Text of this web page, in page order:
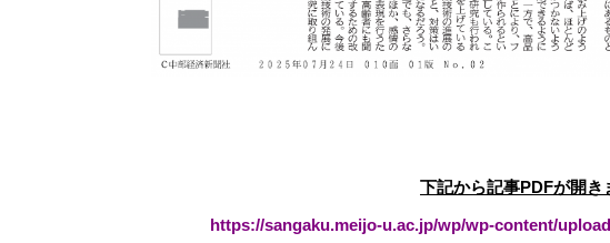
下記から記事PDFが開き
https://sangaku.meijo-u.ac.jp/wp/wp-content/